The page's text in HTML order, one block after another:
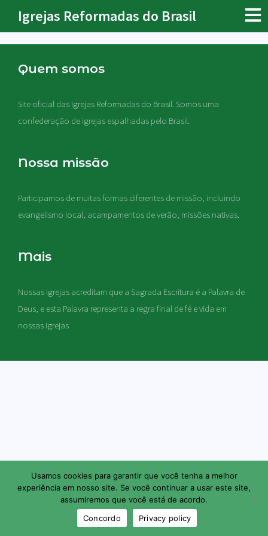
Igrejas Reformadas do Brasil
Quem somos
Site oficial das Igrejas Reformadas do Brasil. Somos uma
confederação de igrejas espalhadas pelo Brasil.
Nossa missão
Participamos de muitas formas diferentes de missão, incluindo
evangelismo local, acampamentos de verão, missões nativas.
Mais
Nossas igrejas acreditam que a Sagrada Escritura é a Palavra de
Deus, e esta Palavra representa a regra final de fé e vida em
nossas igrejas
Usamos cookies para garantir que você tenha a melhor
experiência em nosso site. Se você continuar a usar este site,
assumiremos que você está de acordo.
Concordo
Privacy policy